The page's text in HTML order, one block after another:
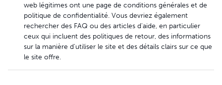
web légitimes ont une page de conditions générales et de
politique de confidentialité. Vous devriez également
rechercher des FAQ ou des articles d'aide, en particulier
ceux qui incluent des politiques de retour, des informations
sur la manière d'utiliser le site et des détails clairs sur ce que
le site offre.